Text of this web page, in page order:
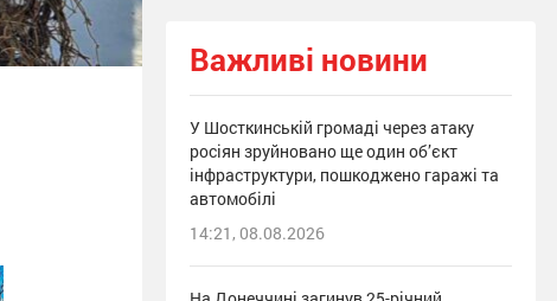
Важливі новини
У Шосткинській громаді через атаку
росіян зруйновано ще один об’єкт
інфраструктури, пошкоджено гаражі та
автомобілі
14:21, 08.08.2026